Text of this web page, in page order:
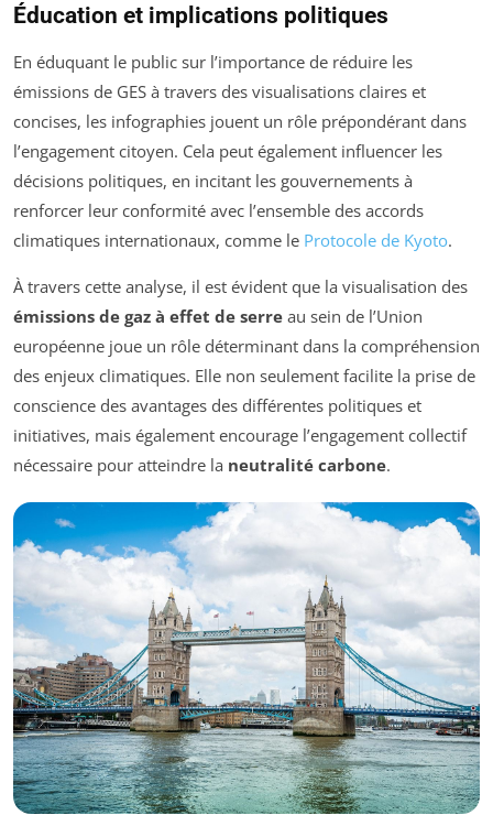
Éducation et implications politiques
En éduquant le public sur l’importance de réduire les
émissions de GES à travers des visualisations claires et
concises, les infographies jouent un rôle prépondérant dans
l’engagement citoyen. Cela peut également influencer les
décisions politiques, en incitant les gouvernements à
renforcer leur conformité avec l’ensemble des accords
climatiques internationaux, comme le Protocole de Kyoto.
À travers cette analyse, il est évident que la visualisation des
émissions de gaz à effet de serre au sein de l’Union
européenne joue un rôle déterminant dans la compréhension
des enjeux climatiques. Elle non seulement facilite la prise de
conscience des avantages des différentes politiques et
initiatives, mais également encourage l’engagement collectif
nécessaire pour atteindre la neutralité carbone.